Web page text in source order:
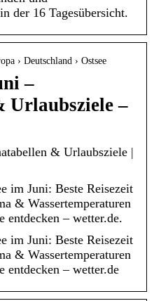
der 16 Tagesübersicht.
› Deutschland › Ostsee
–
Urlaubsziele –
& Urlaubsziele |
im Juni: Beste Reisezeit
& Wassertemperaturen
entdecken – wetter.de.
im Juni: Beste Reisezeit
& Wassertemperaturen
entdecken – wetter.de